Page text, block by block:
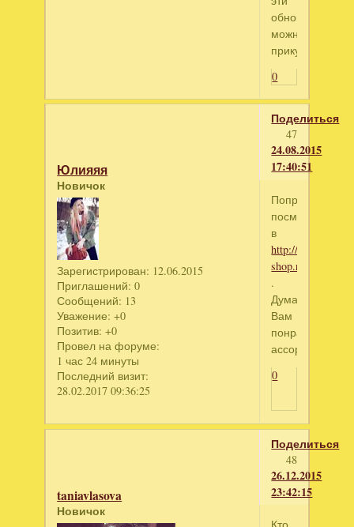
обновочки
можно
прикупить
0
Поделиться
47
24.08.2015
17:40:51
Юлияяя
Новичок
Зарегистрирован: 12.06.2015
Приглашений: 0
Сообщений: 13
Уважение: +0
Позитив: +0
Провел на форуме:
1 час 24 минуты
Последний визит:
28.02.2017 09:36:25
Попробуйте
посмотреть
в
http://www.lucia-
shop.ru/shop/
.
Думаю
Вам
понравится
ассортимент
0
Поделиться
48
26.12.2015
23:42:15
taniavlasova
Новичок